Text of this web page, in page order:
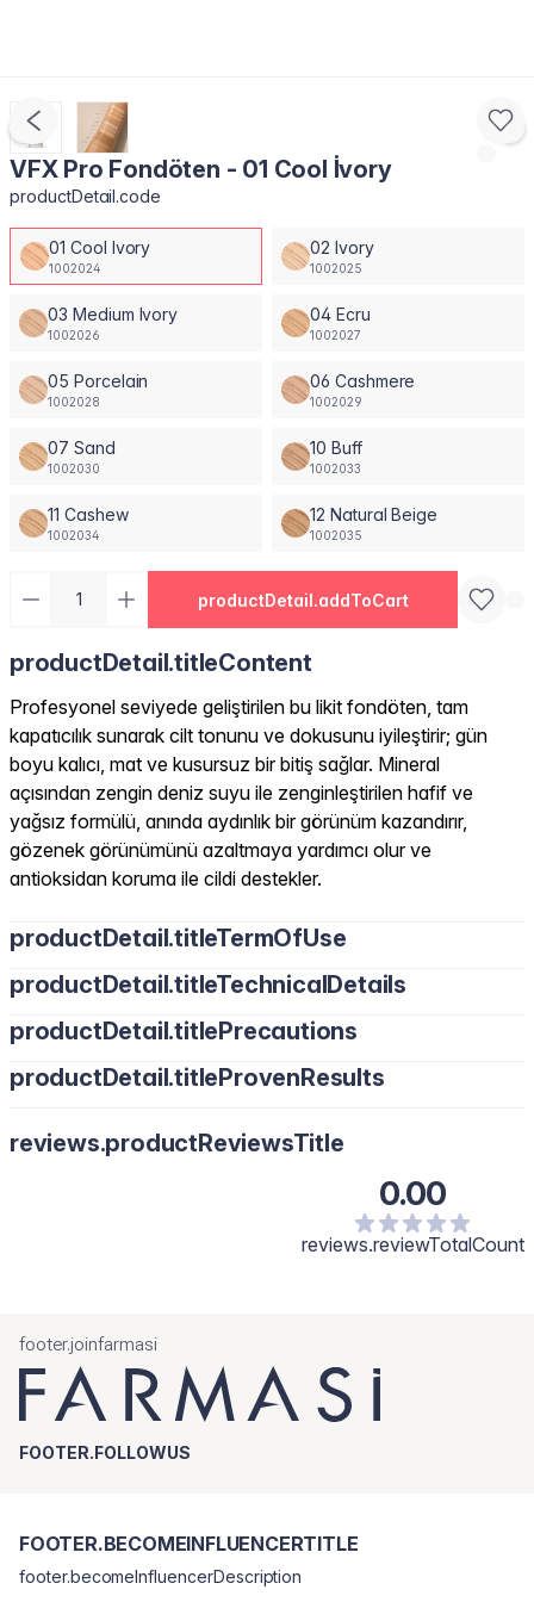
VFX Pro Fondöten - 01 Cool İvory
productDetail.code
01 Cool Ivory
1002024
02 Ivory
1002025
03 Medium Ivory
1002026
04 Ecru
1002027
05 Porcelain
1002028
06 Cashmere
1002029
07 Sand
1002030
10 Buff
1002033
11 Cashew
1002034
12 Natural Beige
1002035
productDetail.addToCart
productDetail.titleContent
Profesyonel seviyede geliştirilen bu likit fondöten, tam
kapatıcılık sunarak cilt tonunu ve dokusunu iyileştirir; gün
boyu kalıcı, mat ve kusursuz bir bitiş sağlar. Mineral
açısından zengin deniz suyu ile zenginleştirilen hafif ve
yağsız formülü, anında aydınlık bir görünüm kazandırır,
gözenek görünümünü azaltmaya yardımcı olur ve
antioksidan koruma ile cildi destekler.
productDetail.titleTermOfUse
productDetail.titleTechnicalDetails
productDetail.titlePrecautions
productDetail.titleProvenResults
reviews.productReviewsTitle
0.00
reviews.reviewTotalCount
footer.joinfarmasi
FOOTER.FOLLOWUS
FOOTER.BECOMEINFLUENCERTITLE
footer.becomeInfluencerDescription